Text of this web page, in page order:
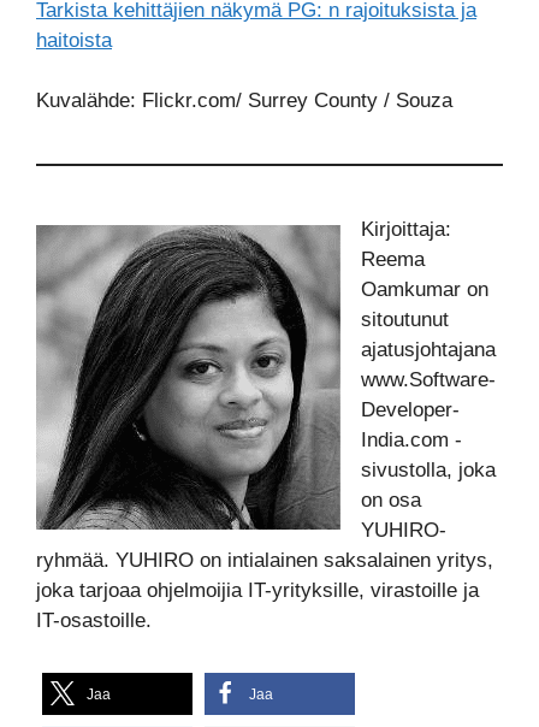
Tarkista kehittäjien näkymä PG: n rajoituksista ja
haitoista
Kuvalähde: Flickr.com/ Surrey County / Souza
Kirjoittaja:
Reema
Oamkumar on
sitoutunut
ajatusjohtajana
www.Software-
Developer-
India.com -
sivustolla, joka
on osa
YUHIRO-
ryhmää. YUHIRO on intialainen saksalainen yritys,
joka tarjoaa ohjelmoijia IT-yrityksille, virastoille ja
IT-osastoille.
Jaa Jaa